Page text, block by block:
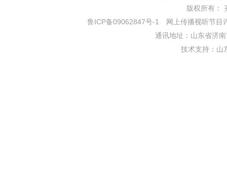
版权所有：
鲁ICP备09062847号-1
网上传播视听节目
通讯地址：山东省济
技术支持： 山